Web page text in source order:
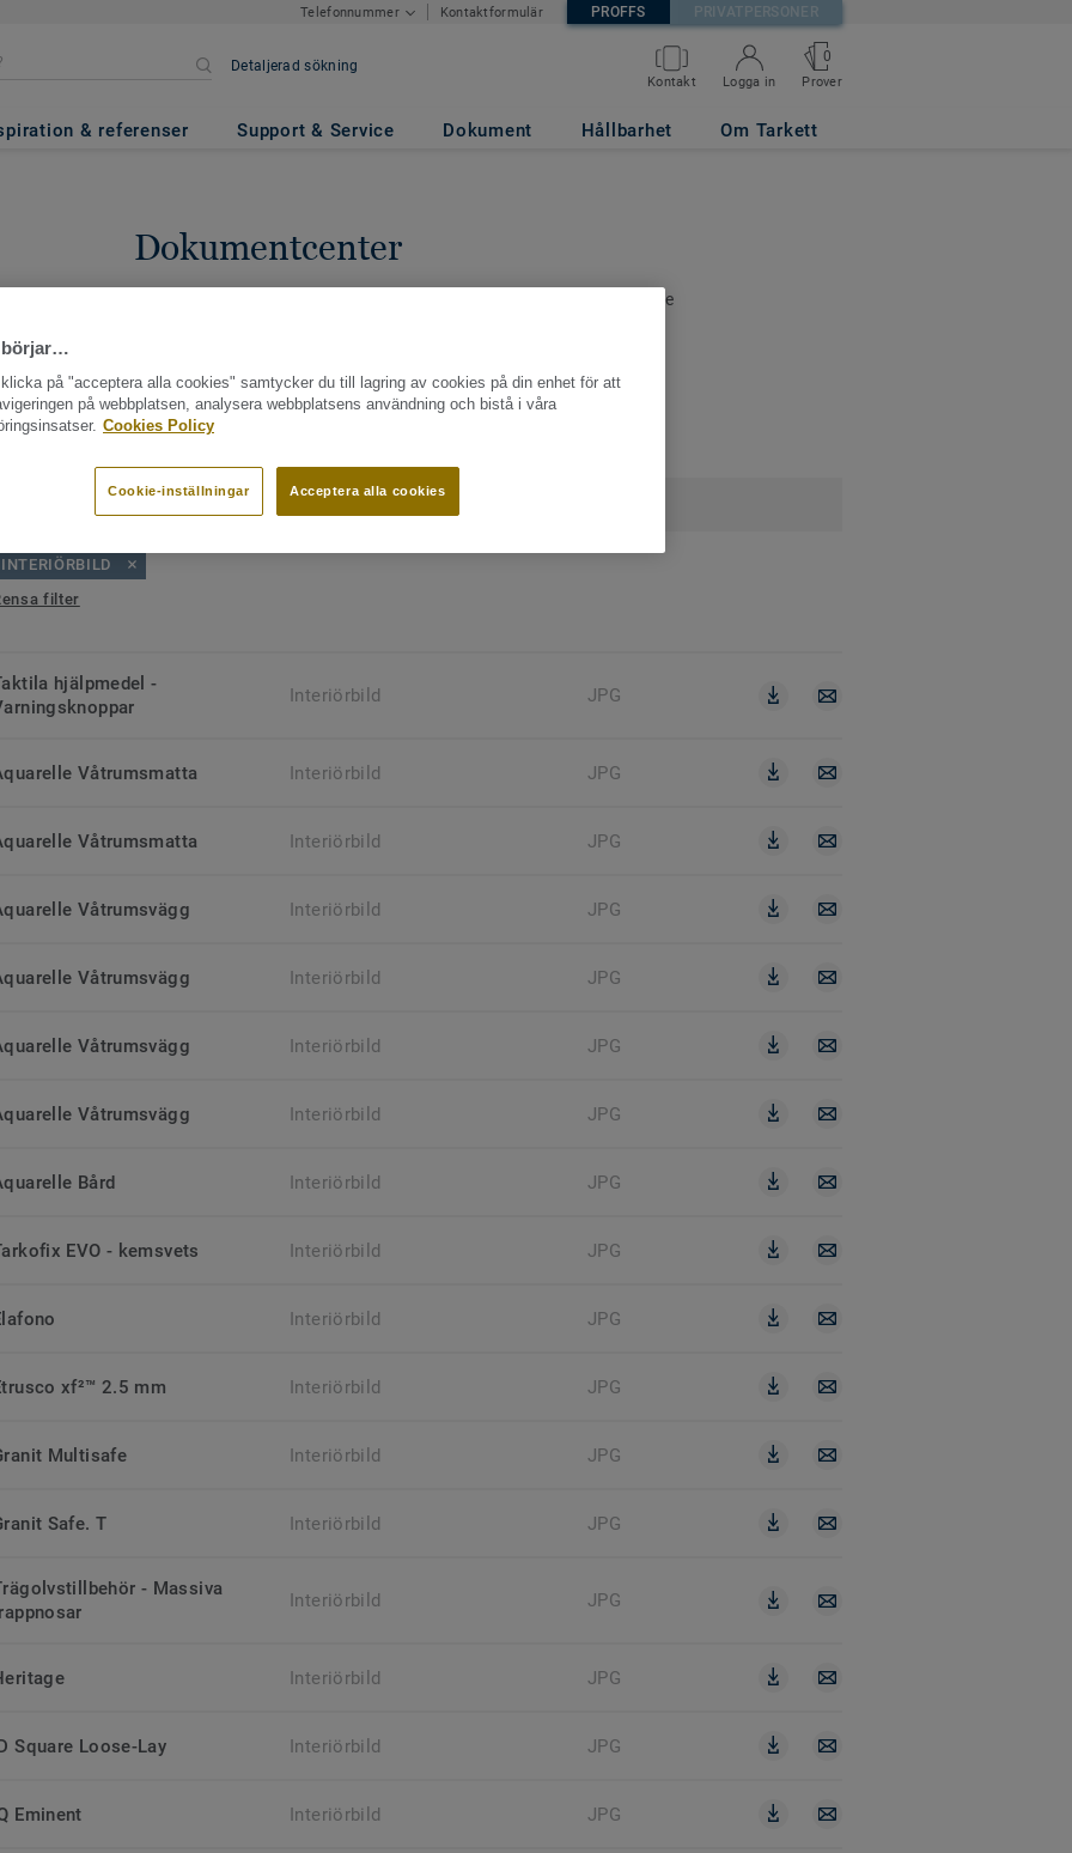
Telefonnummer Kontaktformulär PROFFS PRIVATPERSONER
Detaljerad sökning
Kontakt Logga in
0
Prover
& referenser Support & Service Dokument Hållbarhet Om Tarkett
Dokumentcenter
specifikt dokument? Sök på en produkt eller en kollektion - då hittar ni alla relaterade
INTERIÖRBILD
filter
hjälpmedel -
Interiörbild JPG
Våtrumsmatta Interiörbild JPG
Våtrumsmatta Interiörbild JPG
Våtrumsvägg Interiörbild JPG
Våtrumsvägg Interiörbild JPG
Våtrumsvägg Interiörbild JPG
Våtrumsvägg Interiörbild JPG
Bård Interiörbild JPG
EVO - kemsvets Interiörbild JPG
Interiörbild JPG
xf²™ 2.5 mm Interiörbild JPG
Multisafe Interiörbild JPG
Safe. T Interiörbild JPG
- Massiva
Interiörbild JPG
Interiörbild JPG
Square Loose-Lay Interiörbild JPG
Eminent Interiörbild JPG
börjar…
på "acceptera alla cookies" samtycker du till lagring av cookies på din enhet för att
på webbplatsen, analysera webbplatsens användning och bistå i våra
Cookies Policy
Acceptera alla cookies
Cookie-inställningar